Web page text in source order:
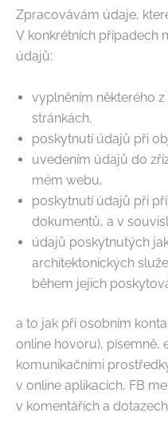
Zpracovávám údaje,
V konkrétních případech
údajů:
vyplněním některého
stránkách,
poskytnutí údajů při
uvedením údajů do
mém webu,
poskytnutí údajů při
dokumentů, a v
údajů poskytnutých
architektonických
během jejich
a to jak při osobním
online hovoru), písemně,
komunikačními
v online aplikacích, FB
v komentářích a